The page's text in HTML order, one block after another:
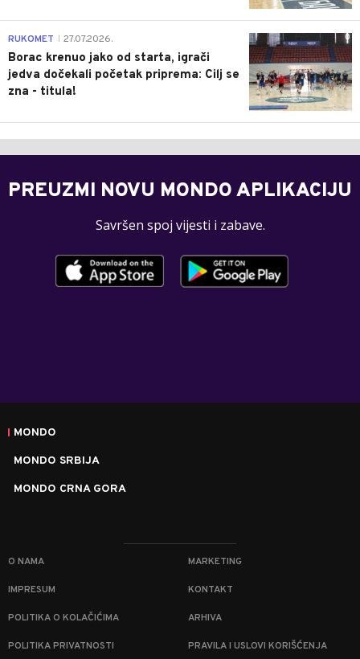
0
RUKOMET 27.07.2026.
Borac krenuo jako od starta, igrači
jedva dočekali početak priprema: Cilj se
zna - titula!
PREUZMI NOVU MONDO APLIKACIJU
Savršen spoj vijesti i zabave.
MONDO
MONDO SRBIJA
MONDO CRNA GORA
O NAMA MARKETING
IMPRESUM KONTAKT
POLITIKA O KOLAČIĆIMA ARHIVA
POLITIKA PRIVATNOSTI PRAVILA I USLOVI KORIŠĆENJA